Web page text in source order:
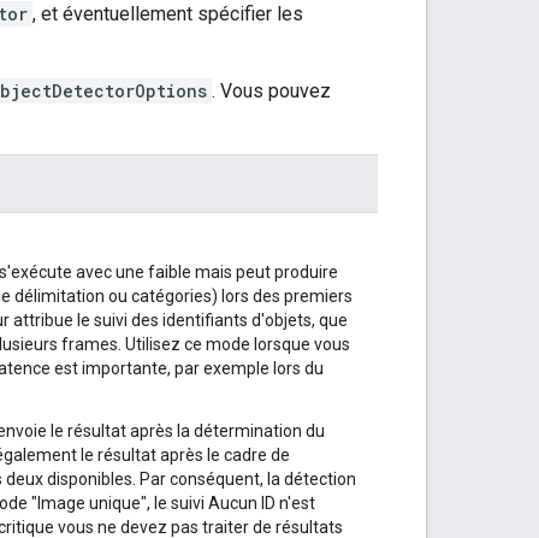
, et éventuellement spécifier les
. Vous pouvez
avec une faible mais peut produire
délimitation ou catégories) lors des premiers
attribue le suivi des identifiants d'objets, que
frames. Utilisez ce mode lorsque vous
est importante, par exemple lors du
le résultat après la détermination du
le résultat après le cadre de
disponibles. Par conséquent, la détection
"Image unique", le suivi Aucun ID n'est
vous ne devez pas traiter de résultats